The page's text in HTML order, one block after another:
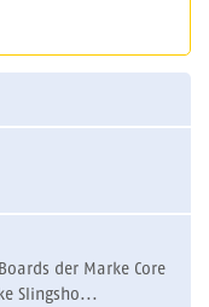
der Marke Core
Slingsho...